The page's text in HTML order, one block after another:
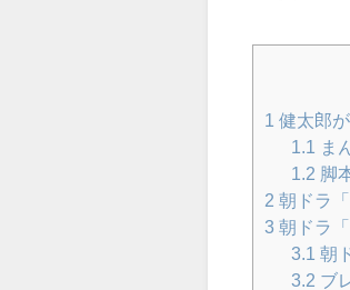
1 健太郎
1.1
ま
1.2 脚
2 朝ドラ
3 朝ドラ
3.1 朝
3.2 ブ